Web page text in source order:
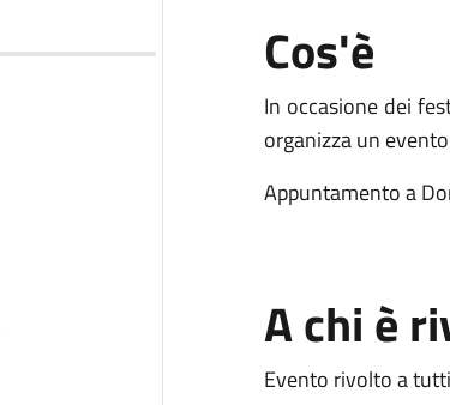
Cos'è
In occasione dei
organizza un
Appuntamento a
A chi è
Evento rivolto a